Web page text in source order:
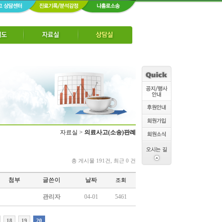
자료실 > 의료사고(소송)판례
총 게시물 191건, 최근 0 건
첨부 글쓴이 날짜 조회
관리자 04-01 5461
18 19 20